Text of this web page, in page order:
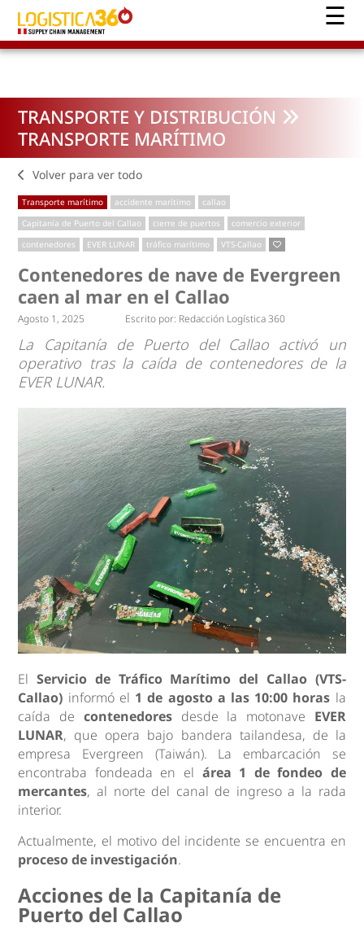
TRANSPORTE Y DISTRIBUCIÓN
TRANSPORTE MARÍTIMO
Volver para ver todo
Transporte marítimo accidente marítimo
callao
Capitanía de Puerto del Callao
cierre de puertos
comercio exterior
contenedores
EVER LUNAR tráfico marítimo VTS-Callao
Contenedores de nave de Evergreen
caen al mar en el Callao
Agosto 1, 2025 Escrito por: Redacción Logística 360
La Capitanía de Puerto del Callao activó un
operativo tras la caída de contenedores de la
EVER LUNAR.
ElServicio de Tráfico Marítimo del Callao (VTS-
Callao) informó el 1 de agosto a las 10:00 horas la
caída de contenedoresdesde la motonave EVER
LUNAR, que opera bajo bandera tailandesa, de la
empresa Evergreen (Taiwán). La embarcación se
encontraba fondeada en el área 1 de fondeo de
mercantes, al norte del canal de ingreso a la rada
interior.
Actualmente, el motivo del incidente se encuentra en
proceso de investigación.
Acciones de la Capitanía de
Puerto del Callao